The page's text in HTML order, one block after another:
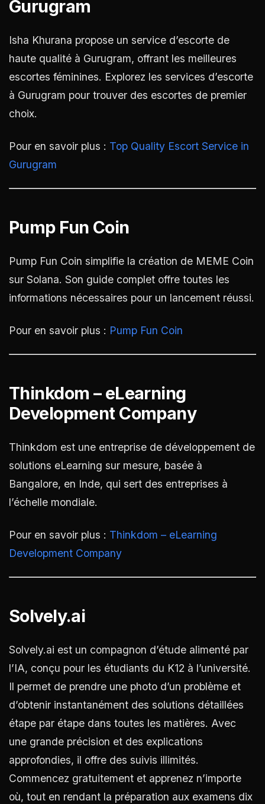
Gurugram
Isha Khurana propose un service d’escorte de
haute qualité à Gurugram, offrant les meilleures
escortes féminines. Explorez les services d’escorte
à Gurugram pour trouver des escortes de premier
choix.
Pour en savoir plus : Top Quality Escort Service in
Gurugram
Pump Fun Coin
Pump Fun Coin simplifie la création de MEME Coin
sur Solana. Son guide complet offre toutes les
informations nécessaires pour un lancement réussi.
Pour en savoir plus : Pump Fun Coin
Thinkdom – eLearning
Development Company
Thinkdom est une entreprise de développement de
solutions eLearning sur mesure, basée à
Bangalore, en Inde, qui sert des entreprises à
l’échelle mondiale.
Pour en savoir plus : Thinkdom – eLearning
Development Company
Solvely.ai
Solvely.ai est un compagnon d’étude alimenté par
l’IA, conçu pour les étudiants du K12 à l’université.
Il permet de prendre une photo d’un problème et
d’obtenir instantanément des solutions détaillées
étape par étape dans toutes les matières. Avec
une grande précision et des explications
approfondies, il offre des suivis illimités.
Commencez gratuitement et apprenez n’importe
où, tout en rendant la préparation aux examens dix